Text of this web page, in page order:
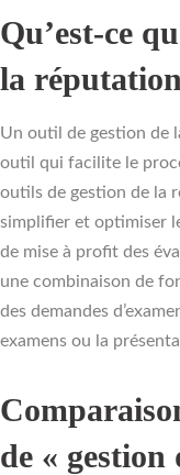
Qu’est-ce
la
Un outil de gestion de
outil qui facilite le
outils de gestion de la
simplifier et optimiser
de mise à profit des
une combinaison de
des demandes
examens ou la
de «